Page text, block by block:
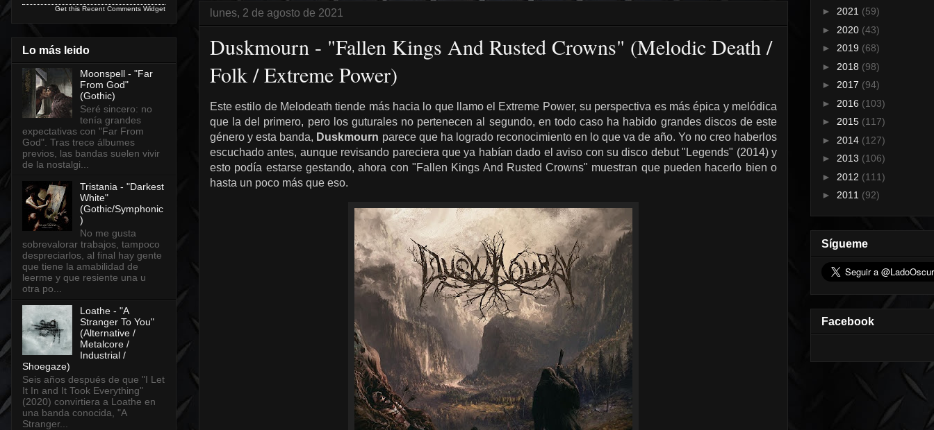
lunes, 2 de agosto de 2021
Duskmourn - "Fallen Kings And Rusted Crowns" (Melodic Death /
Folk / Extreme Power)
Este estilo de Melodeath tiende más hacia lo que llamo el Extreme Power, su perspectiva es más épica y melódica
que la del primero, pero los guturales no pertenecen al segundo, en todo caso ha habido grandes discos de este
género y esta banda, Duskmourn parece que ha logrado reconocimiento en lo que va de año. Yo no creo haberlos
escuchado antes, aunque revisando pareciera que ya habían dado el aviso con su disco debut "Legends" (2014) y
esto podía estarse gestando, ahora con "Fallen Kings And Rusted Crowns" muestran que pueden hacerlo bien o
hasta un poco más que eso.
Get this Recent Comments Widget
Lo más leido
Moonspell - "Far
From God"
(Gothic)
Seré sincero: no
tenía grandes
expectativas con "Far From
God". Tras trece álbumes
previos, las bandas suelen vivir
de la nostalgi...
Tristania - "Darkest
White"
(Gothic/Symphonic
)
No me gusta
sobrevalorar trabajos, tampoco
despreciarlos, al final hay gente
que tiene la amabilidad de
leerme y que resiente una u
otra po...
Loathe - "A
Stranger To You"
(Alternative /
Metalcore /
Industrial /
Shoegaze)
Seis años después de que "I Let
It In and It Took Everything"
(2020) convirtiera a Loathe en
una banda conocida, "A
Stranger...
► 2021 (59)
► 2020 (43)
► 2019 (68)
► 2018 (98)
► 2017 (94)
► 2016 (103)
► 2015 (117)
► 2014 (127)
► 2013 (106)
► 2012 (111)
► 2011 (92)
Sígueme
Facebook